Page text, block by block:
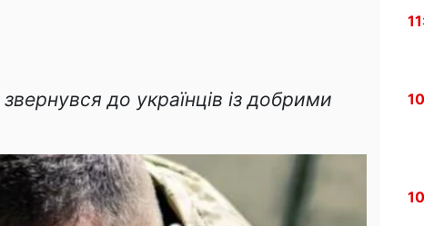
до українців із добрими